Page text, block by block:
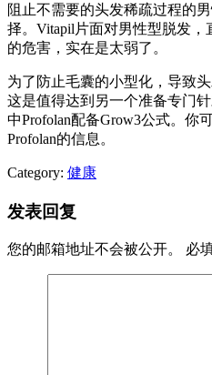
阻止不需要的头发稀疏过程的
择。Vitapil片面对男性型脱发
的危害，实在是太弱了。
为了防止毛囊的小型化，导致
这是值得达到另一个准备专门
中Profolan配备Grow3公式。你
Profolan的信息。
Category: 健康
发表回复
您的邮箱地址不会被公开。 必